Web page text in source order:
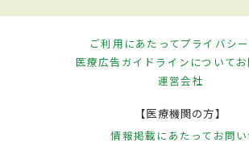
ご利用にあたってプライバシ
医療広告ガイドラインについて
運営会社
【医療機関の方】
情報掲載にあたって お問